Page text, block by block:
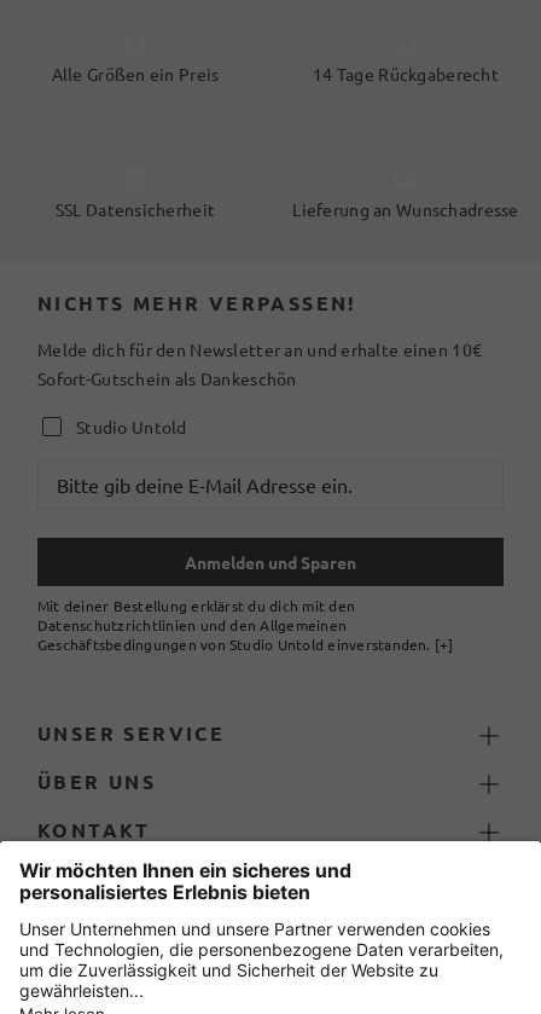
Alle Größen ein Preis 14 Tage Rückgaberecht
SSL Datensicherheit Lieferung an Wunschadresse
NICHTS MEHR VERPASSEN!
Melde dich für den Newsletter an und erhalte einen 10€
Sofort-Gutschein als Dankeschön
Studio Untold
Anmelden und Sparen
Mit deiner Bestellung erklärst du dich mit den
Datenschutzrichtlinien und den Allgemeinen
Geschäftsbedingungen von Studio Untold einverstanden. [+]
UNSER SERVICE
ÜBER UNS
KONTAKT
ZAHLUNG UND LIEFERUNG
Sicher einkaufen mit